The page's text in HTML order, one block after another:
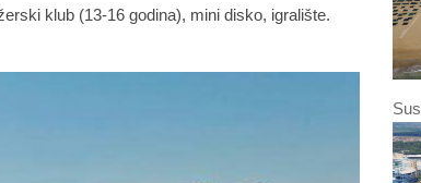
klub (13-16 godina), mini disko, igralište.